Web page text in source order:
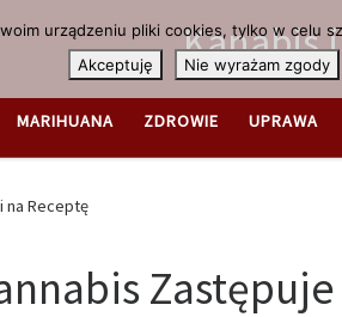
MARIHUANA ZDROWIE UPRAWA
na Receptę
urządzeniu pliki cookies, tylko w celu
Akceptuję
Nie wyrażam zgody